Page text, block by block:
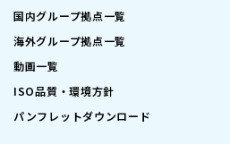
国内グループ拠点一覧
海外グループ拠点一覧
動画一覧
ISO品質・環境方針
パンフレットダウンロード